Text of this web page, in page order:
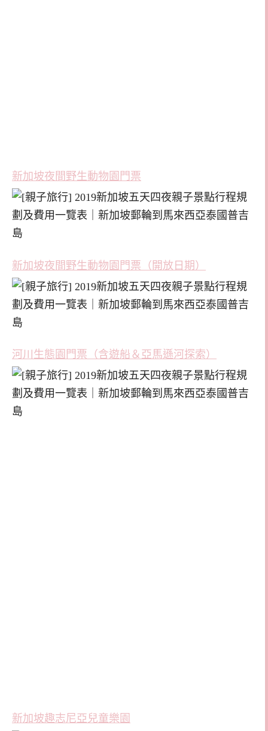
新加坡夜間野生動物園門票
新加坡夜間野生動物園門票（開放日期）
河川生態園門票（含遊船＆亞馬遜河探索）
新加坡趣志尼亞兒童樂園